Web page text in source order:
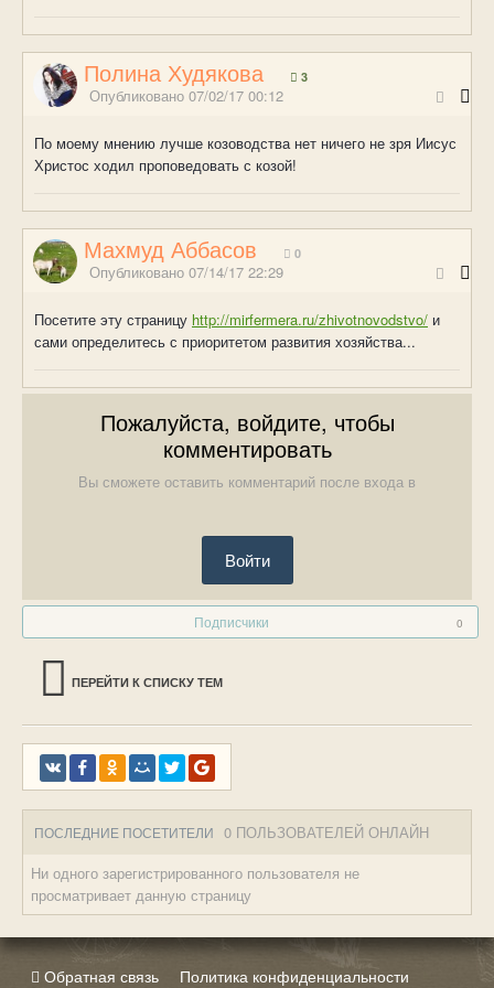
Полина Худякова 3
Опубликовано 07/02/17 00:12
По моему мнению лучше козоводства нет ничего не зря Иисус
Христос ходил проповедовать с козой!
Махмуд Аббасов 0
Опубликовано 07/14/17 22:29
Посетите эту страницу http://mirfermera.ru/zhivotnovodstvo/ и
сами определитесь с приоритетом развития хозяйства...
Пожалуйста, войдите, чтобы
комментировать
Вы сможете оставить комментарий после входа в
Войти
Подписчики 0
ПЕРЕЙТИ К СПИСКУ ТЕМ
ПОСЛЕДНИЕ ПОСЕТИТЕЛИ 0 ПОЛЬЗОВАТЕЛЕЙ ОНЛАЙН
Ни одного зарегистрированного пользователя не
просматривает данную страницу
Обратная связь Политика конфиденциальности